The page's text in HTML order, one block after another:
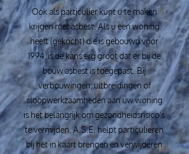
Ook als particulier kunt u te maken
krijgen met asbest. Als u een woning
heeft (gekocht) die is gebouwd vóór
1994, is de kans erg groot dat er bij de
bouw asbest is toegepast. Bij
verbouwingen, uitbreidingen of
sloopwerkzaamheden aan uw woning
is het belangrijk om gezondheidsrisico's
te vermijden. A.S.E. helpt particulieren
bij het in kaart brengen en verwijderen